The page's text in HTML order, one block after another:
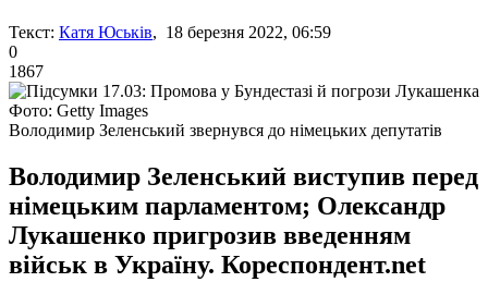
Текст: Катя Юськів, 18 березня 2022, 06:59
0
1867
Фото: Getty Images
Володимир Зеленський звернувся до німецьких депутатів
Володимир Зеленський виступив перед
німецьким парламентом; Олександр
Лукашенко пригрозив введенням
військ в Україну. Кореспондент.net